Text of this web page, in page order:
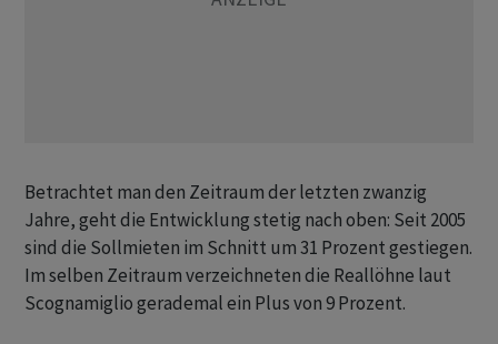
Betrachtet man den Zeitraum der letzten zwanzig
Jahre, geht die Entwicklung stetig nach oben: Seit 2005
sind die Sollmieten im Schnitt um 31 Prozent gestiegen.
Im selben Zeitraum verzeichneten die Reallöhne laut
Scognamiglio gerademal ein Plus von 9 Prozent.